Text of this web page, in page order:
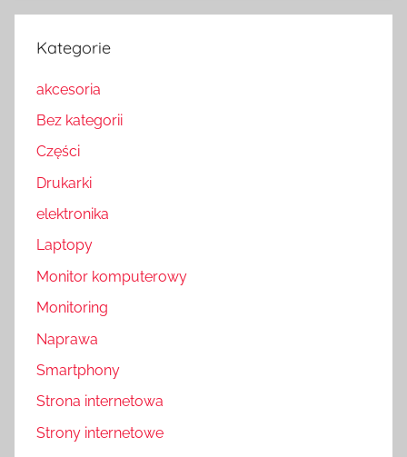
Kategorie
akcesoria
Bez kategorii
Części
Drukarki
elektronika
Laptopy
Monitor komputerowy
Monitoring
Naprawa
Smartphony
Strona internetowa
Strony internetowe